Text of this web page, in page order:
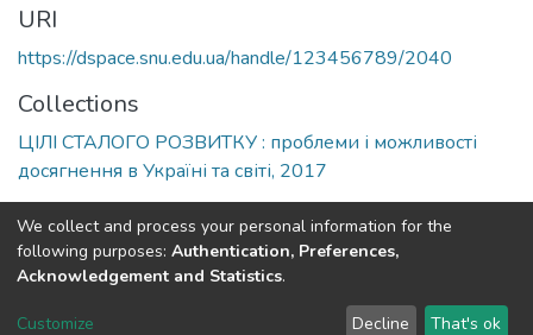
URI
https://dspace.snu.edu.ua/handle/123456789/2040
Collections
ЦІЛІ СТАЛОГО РОЗВИТКУ : проблеми і можливості
досягнення в Україні та світі, 2017
Full item page
Dspace & Volodymyr Dahl East Ukrainian National University
LYRASIS
We collect and process your personal information for the
following purposes: Authentication, Preferences,
Acknowledgement and Statistics.
Customize Decline That's ok